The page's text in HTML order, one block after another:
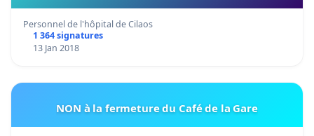
Personnel de l'hôpital de Cilaos
1 364 signatures
13 Jan 2018
NON à la fermeture du Café de la Gare